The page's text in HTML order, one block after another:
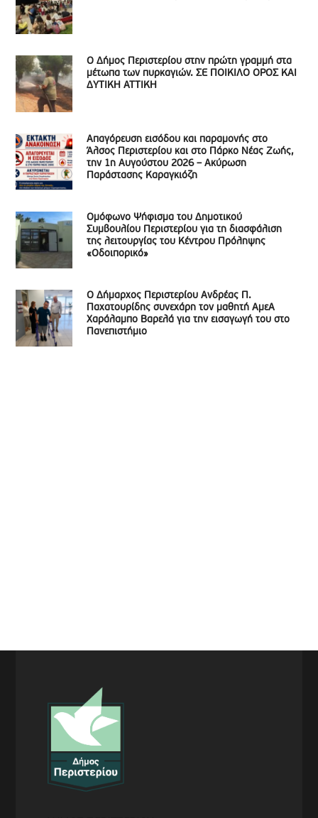
Ο Δήμος Περιστερίου στην πρώτη γραμμή στα
μέτωπα των πυρκαγιών. ΣΕ ΠΟΙΚΙΛΟ ΟΡΟΣ ΚΑΙ
ΔΥΤΙΚΗ ΑΤΤΙΚΗ
Απαγόρευση εισόδου και παραμονής στο
Άλσος Περιστερίου και στο Πάρκο Νέας Ζωής,
την 1η Αυγούστου 2026 – Ακύρωση
Παράστασης Καραγκιόζη
Ομόφωνο Ψήφισμα του Δημοτικού
Συμβουλίου Περιστερίου για τη διασφάλιση
της λειτουργίας του Κέντρου Πρόληψης
«Οδοιπορικό»
Ο Δήμαρχος Περιστερίου Ανδρέας Π.
Παχατουρίδης συνεχάρη τον μαθητή ΑμεΑ
Χαράλαμπο Βαρελά για την εισαγωγή του στο
Πανεπιστήμιο